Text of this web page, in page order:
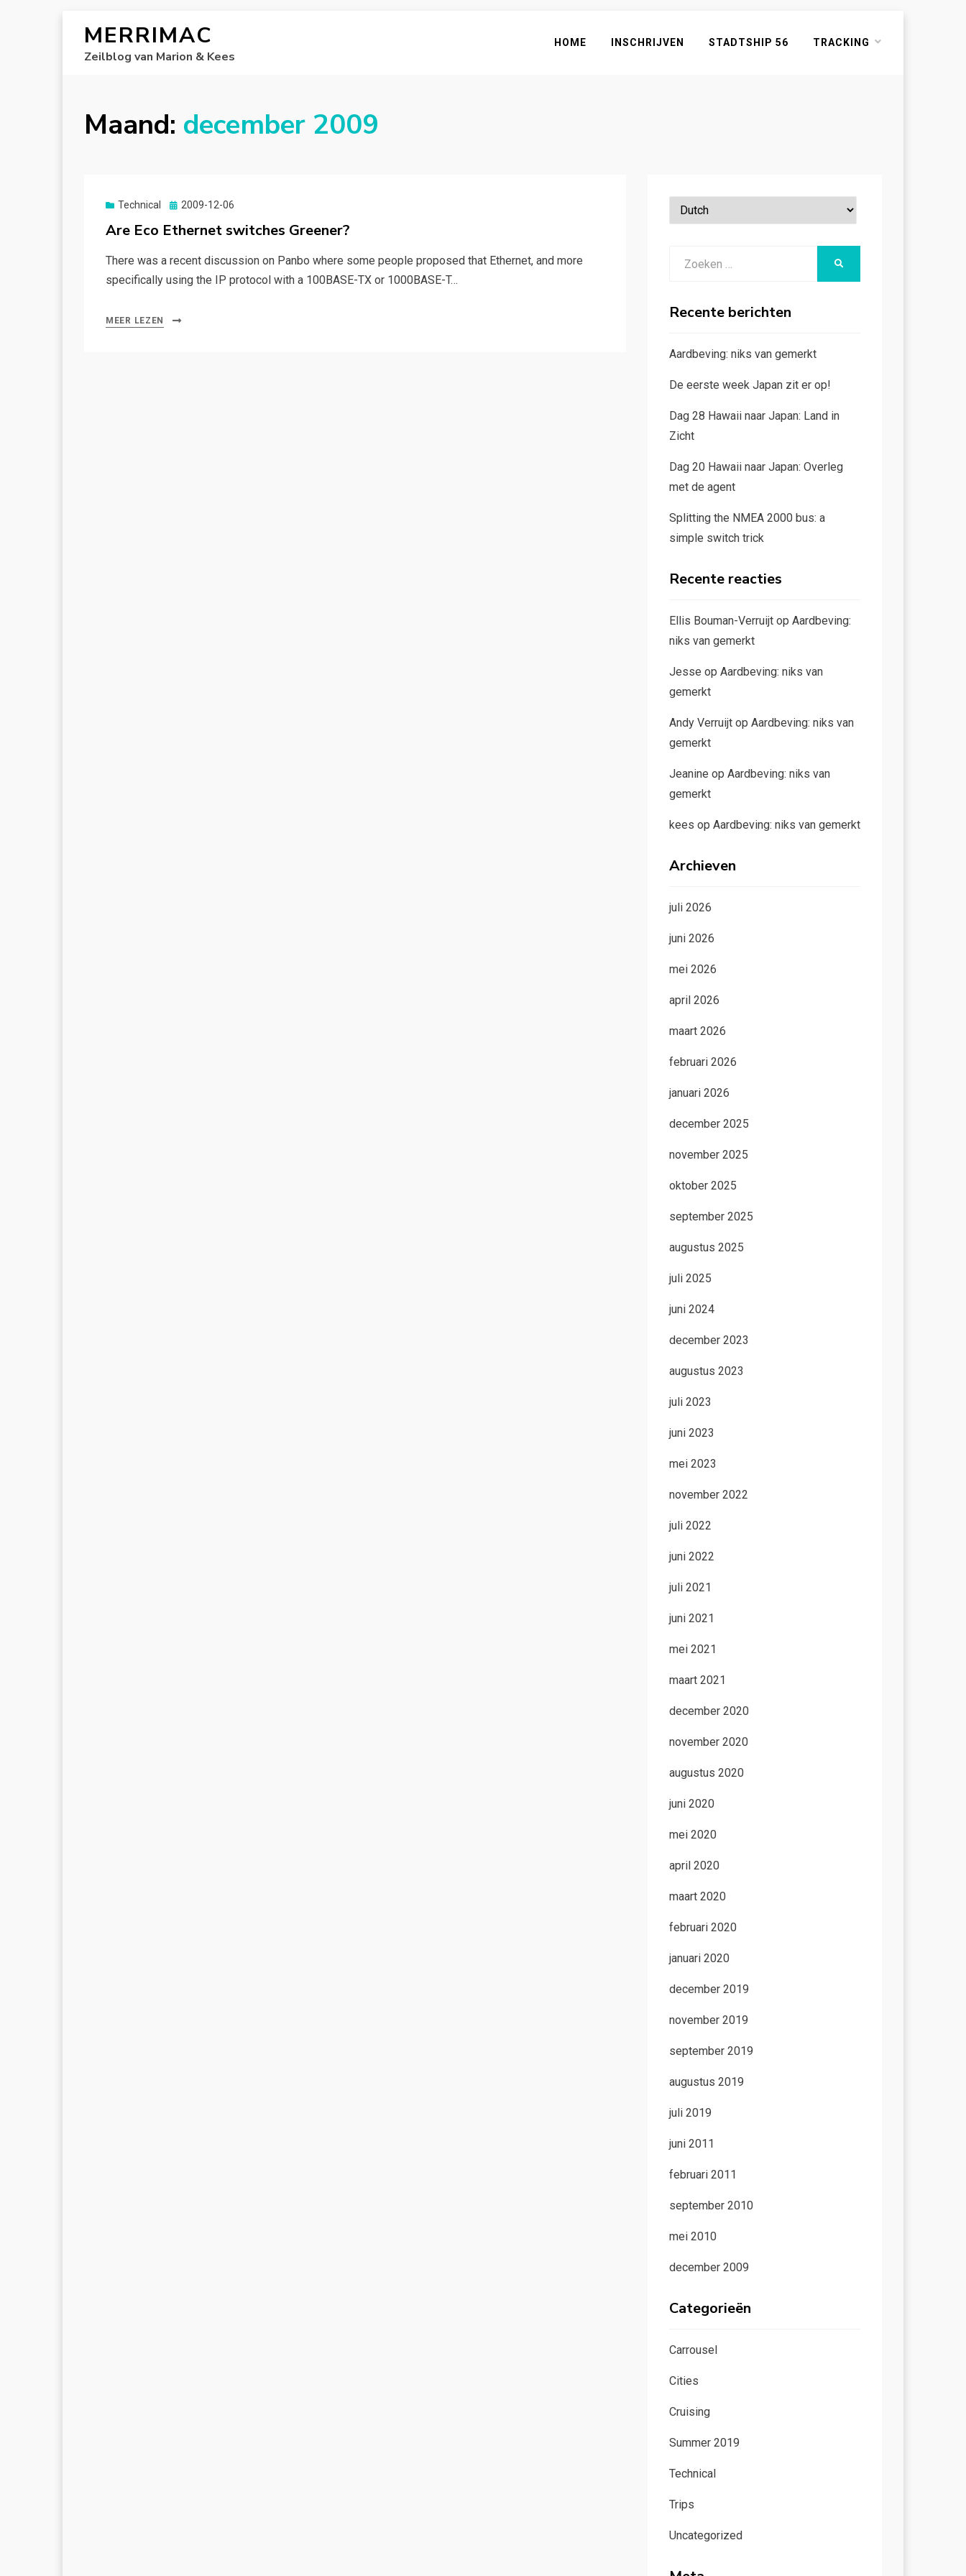
MERRIMAC
Zeilblog van Marion & Kees
HOME INSCHRIJVEN STADTSHIP 56 TRACKING
Maand: december 2009
Technical
Gepubliceerd
2009-12-06
Are Eco Ethernet switches Greener?
There was a recent discussion on Panbo where some people proposed that Ethernet, and more
specifically using the IP protocol with a 100BASE-TX or 1000BASE-T…
MEER LEZEN Recente berichten
Aardbeving: niks van gemerkt
De eerste week Japan zit er op!
Dag 28 Hawaii naar Japan: Land in
Zicht
Dag 20 Hawaii naar Japan: Overleg
met de agent
Splitting the NMEA 2000 bus: a
simple switch trick
Recente reacties
Ellis Bouman-Verruijtop Aardbeving:
niks van gemerkt
Jesse op Aardbeving: niks van
gemerkt
Andy Verruijtop Aardbeving: niks van
gemerkt
Jeanine op Aardbeving: niks van
gemerkt
kees op Aardbeving: niks van gemerkt
Archieven
juli 2026
juni 2026
mei 2026
april 2026
maart 2026
februari 2026
januari 2026
december 2025
november 2025
oktober 2025
september 2025
augustus 2025
juli 2025
juni 2024
december 2023
augustus 2023
juli 2023
juni 2023
mei 2023
november 2022
juli 2022
juni 2022
juli 2021
juni 2021
mei 2021
maart 2021
december 2020
november 2020
augustus 2020
juni 2020
mei 2020
april 2020
maart 2020
februari 2020
januari 2020
december 2019
november 2019
september 2019
augustus 2019
juli 2019
juni 2011
februari 2011
september 2010
mei 2010
december 2009
Categorieën
Carrousel
Cities
Cruising
Summer 2019
Technical
Trips
Uncategorized